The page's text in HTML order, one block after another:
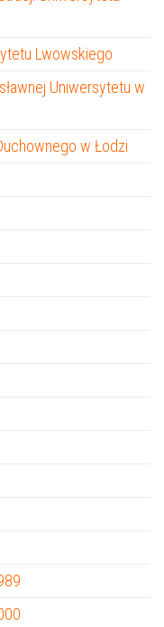
Lwowskiego
Uniwersytetu w
w Łodzi